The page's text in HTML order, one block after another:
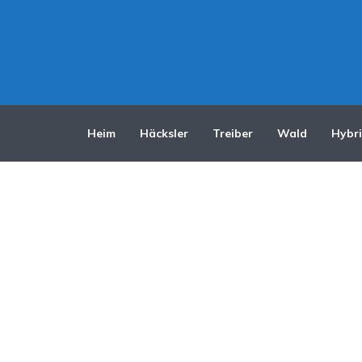
Heim Häcksler Treiber Wald